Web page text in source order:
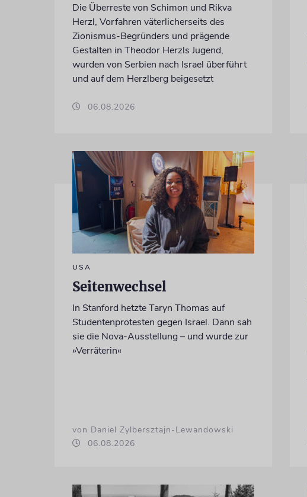
Die Überreste von Schimon und Rikva
Herzl, Vorfahren väterlicherseits des
Zionismus-Begründers und prägende
Gestalten in Theodor Herzls Jugend,
wurden von Serbien nach Israel überführt
und auf dem Herzlberg beigesetzt
06.08.2026
USA
Seitenwechsel
In Stanford hetzte Taryn Thomas auf
Studentenprotesten gegen Israel. Dann sah
sie die Nova-Ausstellung – und wurde zur
»Verräterin«
von Daniel Zylbersztajn-Lewandowski
06.08.2026